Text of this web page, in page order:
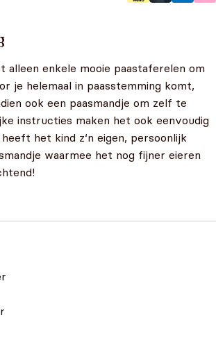
alleen enkele mooie paastaferelen om
je helemaal in paasstemming komt,
ook een paasmandje om zelf te
instructies maken het ook eenvoudig
het kind z‘n eigen, persoonlijk
waarmee het nog fijner eieren